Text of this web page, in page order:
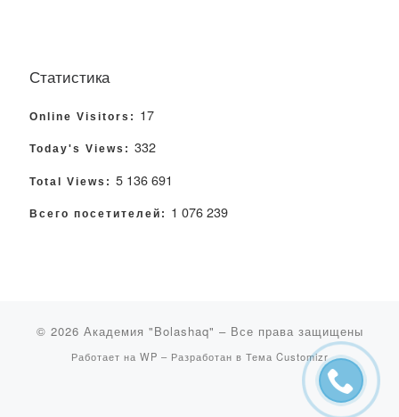
Статистика
Online Visitors: 17
Today's Views: 332
Total Views: 5 136 691
Всего посетителей: 1 076 239
© 2026 Академия "Bolashaq" – Все права защищены
Работает на WP – Разработан в Тема Customizr